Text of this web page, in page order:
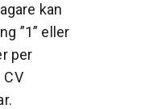
kan
”1” eller
per